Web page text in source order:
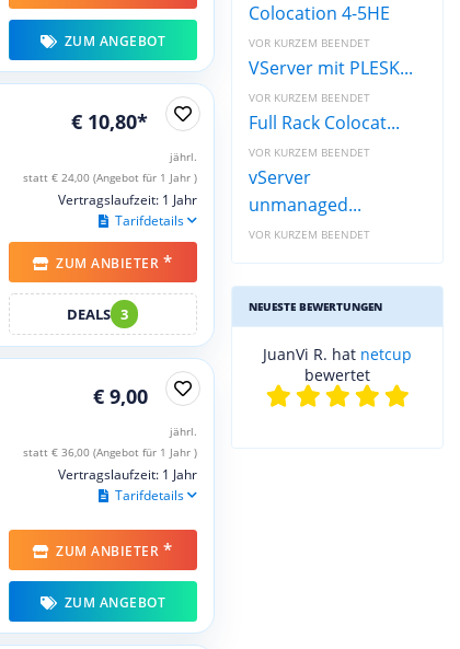
ZUM ANGEBOT
€ 10,80*
jährl.
statt € 24,00 (Angebot für 1 Jahr )
Vertragslaufzeit: 1 Jahr
Tarifdetails
ZUM ANBIETER *
DEALS 3
€ 9,00
jährl.
statt € 36,00 (Angebot für 1 Jahr )
Vertragslaufzeit: 1 Jahr
Tarifdetails
ZUM ANBIETER *
ZUM ANGEBOT
Colocation 4-5HE
VOR KURZEM BEENDET
VServer mit PLESK...
VOR KURZEM BEENDET
Full Rack Colocat...
VOR KURZEM BEENDET
vServer
unmanaged...
VOR KURZEM BEENDET
NEUESTE BEWERTUNGEN
JuanVi R. hat netcup
bewertet